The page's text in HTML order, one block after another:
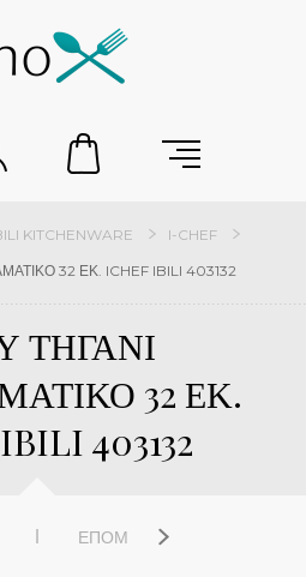
KITCHENWARE
I-CHEF
32 ΕΚ. ICHEF IBILI 403132
ΤΗΓΑΝΙ
32 ΕΚ.
403132
ΕΠΌΜ